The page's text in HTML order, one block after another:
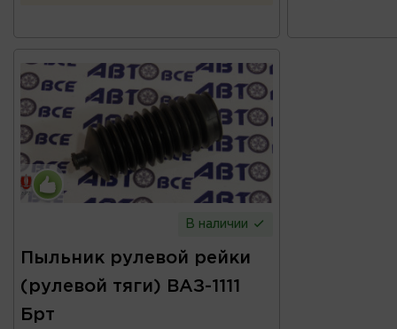
В наличии
Пыльник рулевой рейки
(рулевой тяги) ВАЗ-1111
Брт